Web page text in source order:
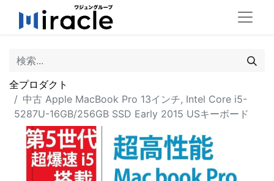
全プロダクト
中古 Apple MacBook Pro 13インチ, Intel Core i5-
5287U-16GB/256GB SSD Early 2015 USキーボード